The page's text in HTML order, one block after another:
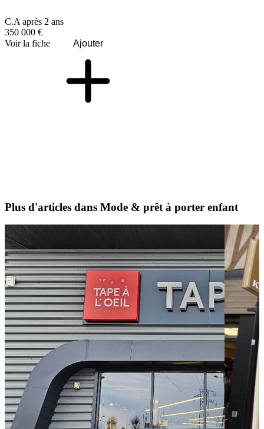
C.A après 2 ans
350 000 €
Voir la fiche
Ajouter
Plus d'articles dans Mode & prêt à porter enfant